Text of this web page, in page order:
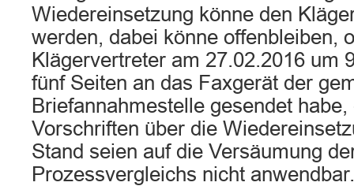
Wiedereinsetzung könne den
werden, dabei könne offenbleiben,
Klägervertreter am 27.02.2016 um
fünf Seiten an das Faxgerät der
Briefannahmestelle gesendet habe,
Vorschriften über die
Stand seien auf die Versäumung
Prozessvergleichs nicht anwendbar.